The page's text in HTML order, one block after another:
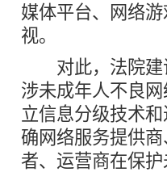
媒体平台、网络
视。
对此，法院建
涉未成年人不良
立信息分级技术
确网络服务提供
者、运营商在保